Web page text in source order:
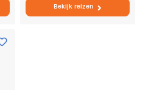
Bekijk reizen